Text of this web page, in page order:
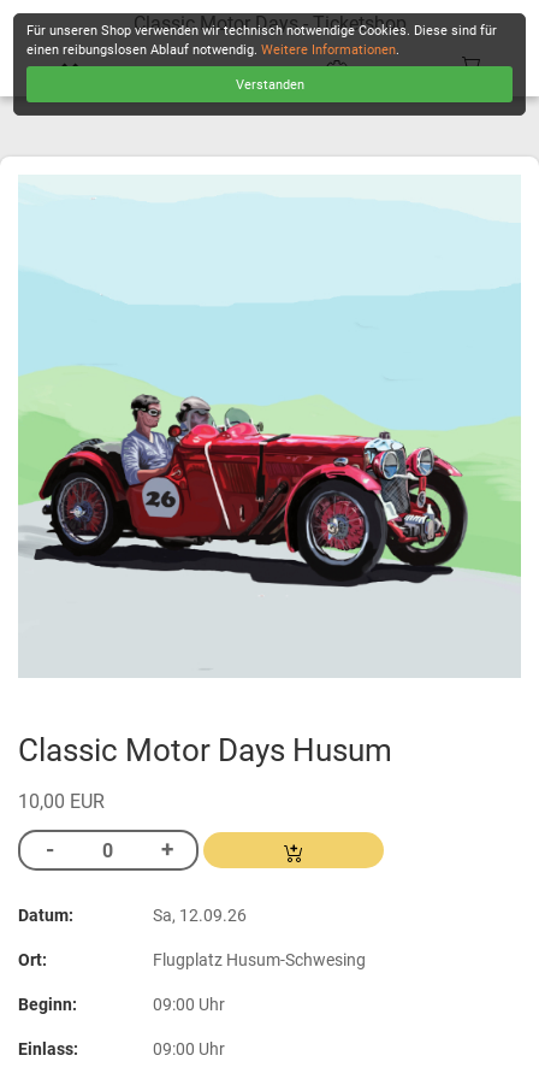
Classic Motor Days - Ticketshop
Classic Motor Days Husum
10,00 EUR
Datum: Sa, 12.09.26
Ort: Flugplatz Husum-Schwesing
Beginn: 09:00 Uhr
Einlass: 09:00 Uhr
Für unseren Shop verwenden wir technisch notwendige Cookies. Diese sind für
einen reibungslosen Ablauf notwendig.Weitere Informationen.
Verstanden